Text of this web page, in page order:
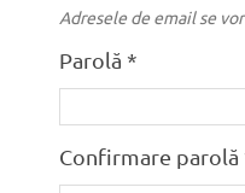
Adresele de email se
Parolă *
Confirmare parolă